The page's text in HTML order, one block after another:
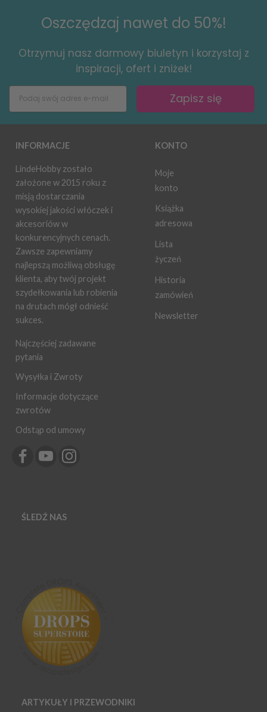
Oszczędzaj nawet do 50%!
Otrzymuj nasz darmowy biuletyn i korzystaj z
inspiracji, ofert i zniżek!
Zapisz się
INFORMACJE
LindeHobby zostało
założone w 2015 roku z
misją dostarczania
wysokiej jakości włóczek i
akcesoriów w
konkurencyjnych cenach.
Zawsze zapewniamy
najlepszą możliwą obsługę
klienta, aby twój projekt
szydełkowania lub robienia
na drutach mógł odnieść
sukces.
Najczęściej zadawane
pytania
Wysyłka i Zwroty
Informacje dotyczące
zwrotów
Odstąp od umowy
KONTO
Moje
konto
Książka
adresowa
Lista
życzeń
Historia
zamówień
Newsletter
ŚLEDŹ NAS
ARTYKUŁY I PRZEWODNIKI